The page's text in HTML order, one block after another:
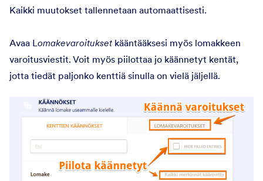
Kaikki muutokset tallennetaan automaattisesti.
Avaa L omakevaroitukset kääntääksesi myös lomakkeen
varoitusviestit. Voit myös piilottaa jo käännetyt kentät,
jotta tiedät paljonko kenttiä sinulla on vielä jäljellä.